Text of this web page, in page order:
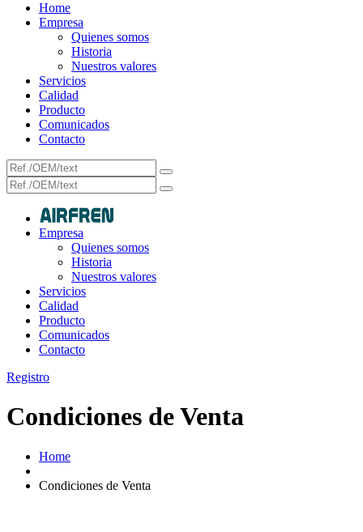
Home
Empresa
Quienes somos
Historia
Nuestros valores
Servicios
Calidad
Producto
Comunicados
Contacto
Empresa
Quienes somos
Historia
Nuestros valores
Servicios
Calidad
Producto
Comunicados
Contacto
Registro
Condiciones de Venta
Home
Condiciones de Venta